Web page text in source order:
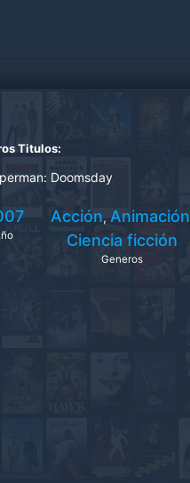
Titulos:
Doomsday
Acción, Animación
Ciencia ficción
Generos